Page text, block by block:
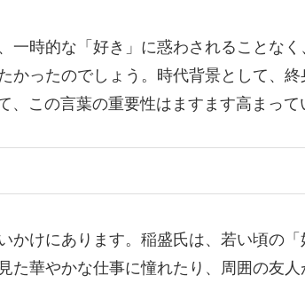
時的な「好き」に惑わされることなく
かったのでしょう。時代背景として、
この言葉の重要性はますます高まって
かけにあります。稲盛氏は、若い頃の
華やかな仕事に憧れたり、周囲の友